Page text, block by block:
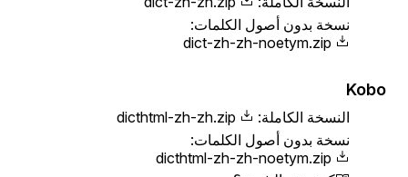
نسخة بدون أصول الكلمات:
dict-zh-zh-noetym.zip
Kobo
النسخة الكاملة:
dicthtml-zh-zh.zip
نسخة بدون أصول الكلمات:
dicthtml-zh-zh-noetym.zip